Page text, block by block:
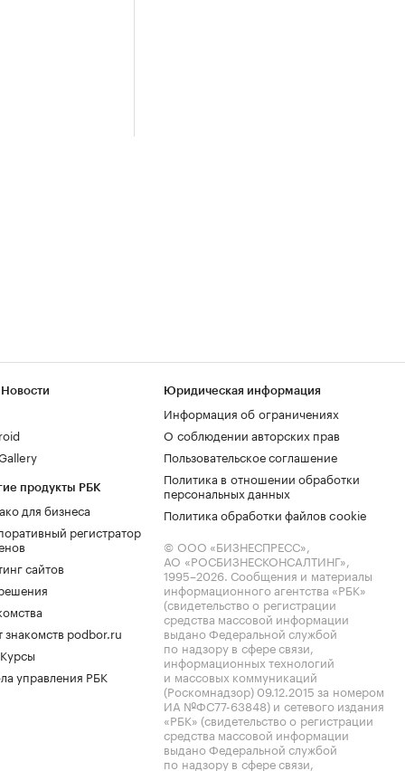
продукты РБК
для бизнеса
регистратор
сайтов
знакомств podbor.ru
управления РБК
Юридическая информация
Информация об ограничениях
О соблюдении авторских прав
Пользовательское соглашение
Политика в отношении обработки
персональных данных
Политика обработки файлов cookie
© ООО «БИЗНЕСПРЕСС»,
АО «РОСБИЗНЕСКОНСАЛТИНГ»,
1995–2026. Сообщения и материалы
информационного агентства «РБК»
(свидетельство о регистрации
средства массовой информации
выдано Федеральной службой
по надзору в сфере связи,
информационных технологий
и массовых коммуникаций
(Роскомнадзор) 09.12.2015 за номером
ИА №ФС77-63848) и сетевого издания
«РБК» (свидетельство о регистрации
средства массовой информации
выдано Федеральной службой
по надзору в сфере связи,